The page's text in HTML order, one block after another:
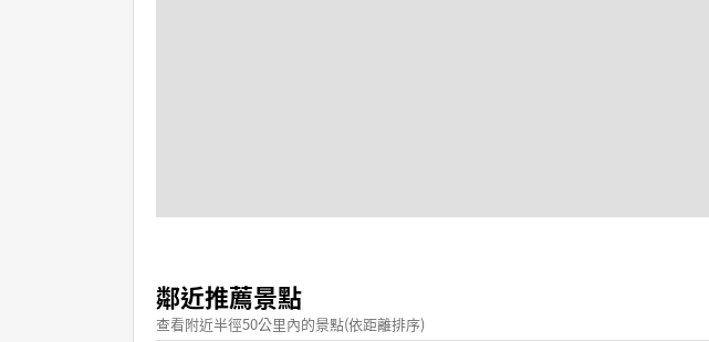
鄰近推薦景點
查看附近半徑50公里內的景點(依距離排序)